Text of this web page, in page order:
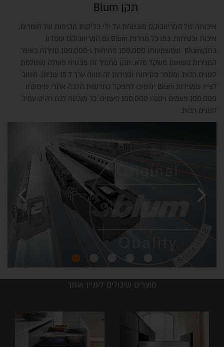
תקן Blum
איכותה של המריוובוקס מובטחת על ידי בדיקות מקיפות של חומרים,
איכות ובטיחות. כמו כל מגירות Blum גם המריוובוקס עומדת
בתקןBlum שמשמעותו 100,000 פתיחות ו-100,000 סגירות כאשר
המגירות נושאות משקל מלא. תקן מחמיר זה מבטיח פעולה מושלמת
לשנים רבות (מספר פתיחות וסגירות זה שווה ערך ל 15 שנים). חשוב
לציין שמגירות Blum ימשיכו לתפקד כחדשות הרבה אחרי שיפתחו
100,000 פעמים ויסגרו 100,000 פעמים. כך מובטח לכם רהיט עמיד
לשנים רבות.
chevron_left chevron_right
מוצרים שיכולים לעניין אותך